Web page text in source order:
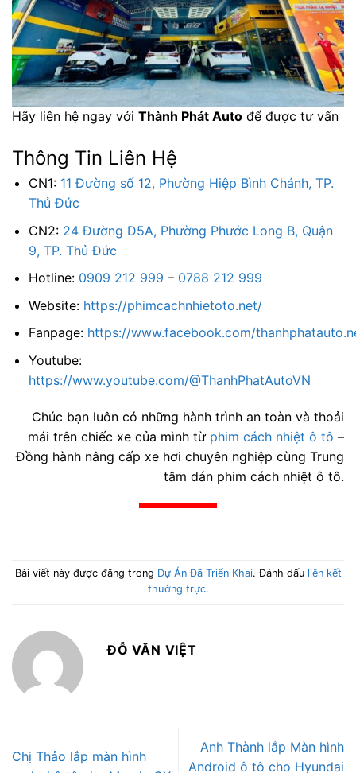
Hãy liên hệ ngay với Thành Phát Auto để được tư vấn
Thông Tin Liên Hệ
CN1: 11 Đường số 12, Phường Hiệp Bình Chánh, TP.
Thủ Đức
CN2: 24 Đường D5A, Phường Phước Long B, Quận
9, TP. Thủ Đức
Hotline: 0909 212 999 – 0788 212 999
Website: https://phimcachnhietoto.net/
Fanpage: https://www.facebook.com/
Youtube:
https://www.youtube.com/@ThanhPhatAutoVN
Chúc bạn luôn có những hành trình an toàn và thoải
mái trên chiếc xe của mình từ phim cách nhiệt ô tô –
Đồng hành nâng cấp xe hơi chuyên nghiệp cùng Trung
tâm dán phim cách nhiệt ô tô.
Bài viết này được đăng trong Dự Án Đã Triển Khai. Đánh dấu liên kết
thường trực.
ĐỖ VĂN VIỆT
Chị Thảo lắp màn hình
Anh Thành lắp Màn hình
Android ô tô cho Hyundai